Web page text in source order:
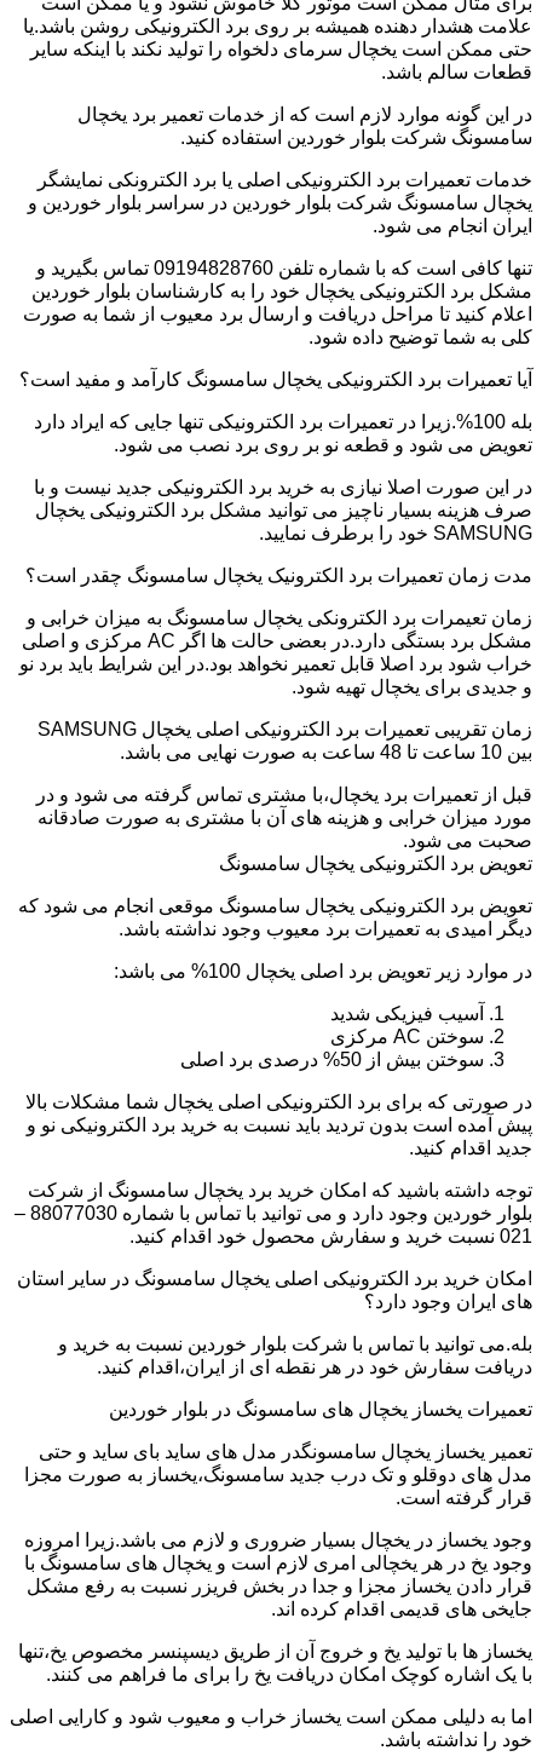
علامت هشدار دهنده همیشه بر روی برد الکترونیکی روشن باشد.یا
حتی ممکن است یخچال سرمای دلخواه را تولید نکند با اینکه سایر
قطعات سالم باشد.
در این گونه موارد لازم است که از خدمات تعمیر برد یخچال
سامسونگ شرکت بلوار خوردین استفاده کنید.
خدمات تعمیرات برد الکترونیکی اصلی یا برد الکترونکی نمایشگر
یخچال سامسونگ شرکت بلوار خوردین در سراسر بلوار خوردین و
ایران انجام می شود.
تنها کافی است که با شماره تلفن 09194828760 تماس بگیرید و
مشکل برد الکترونیکی یخچال خود را به کارشناسان بلوار خوردین
اعلام کنید تا مراحل دریافت و ارسال برد معیوب از شما به صورت
کلی به شما توضیح داده شود.
آیا تعمیرات برد الکترونیکی یخچال سامسونگ کارآمد و مفید است؟
بله 100%.زیرا در تعمیرات برد الکترونیکی تنها جایی که ایراد دارد
تعویض می شود و قطعه نو بر روی برد نصب می شود.
در این صورت اصلا نیازی به خرید برد الکترونیکی جدید نیست و با
صرف هزینه بسیار ناچیز می توانید مشکل برد الکترونیکی یخچال
SAMSUNG خود را برطرف نمایید.
مدت زمان تعمیرات برد الکترونیک یخچال سامسونگ چقدر است؟
زمان تعیمرات برد الکترونکی یخچال سامسونگ به میزان خرابی و
مشکل برد بستگی دارد.در بعضی حالت ها اگر AC مرکزی و اصلی
خراب شود برد اصلا قابل تعمیر نخواهد بود.در این شرایط باید برد نو
و جدیدی برای یخچال تهیه شود.
زمان تقریبی تعمیرات برد الکترونیکی اصلی یخچال SAMSUNG
بین 10 ساعت تا 48 ساعت به صورت نهایی می باشد.
قبل از تعمیرات برد یخچال،با مشتری تماس گرفته می شود و در
مورد میزان خرابی و هزینه های آن با مشتری به صورت صادقانه
صحبت می شود.
تعویض برد الکترونیکی یخچال سامسونگ
تعویض برد الکترونیکی یخچال سامسونگ موقعی انجام می شود که
دیگر امیدی به تعمیرات برد معیوب وجود نداشته باشد.
در موارد زیر تعویض برد اصلی یخچال 100% می باشد:
آسیب فیزیکی شدید
سوختن AC مرکزی
سوختن بیش از 50% درصدی برد اصلی
در صورتی که برای برد الکترونیکی اصلی یخچال شما مشکلات بالا
پیش آمده است بدون تردید باید نسبت به خرید برد الکترونیکی نو و
جدید اقدام کنید.
توجه داشته باشید که امکان خرید برد یخچال سامسونگ از شرکت
بلوار خوردین وجود دارد و می توانید با تماس با شماره 88077030 –
021 نسبت خرید و سفارش محصول خود اقدام کنید.
امکان خرید برد الکترونیکی اصلی یخچال سامسونگ در سایر استان
های ایران وجود دارد؟
بله.می توانید با تماس با شرکت بلوار خوردین نسبت به خرید و
دریافت سفارش خود در هر نقطه ای از ایران،اقدام کنید.
تعمیرات یخساز یخچال های سامسونگ در بلوار خوردین
تعمیر یخساز یخچال سامسونگدر مدل های ساید بای ساید و حتی
مدل های دوقلو و تک درب جدید سامسونگ،یخساز به صورت مجزا
قرار گرفته است.
وجود یخساز در یخچال بسیار ضروری و لازم می باشد.زیرا امروزه
وجود یخ در هر یخچالی امری لازم است و یخچال های سامسونگ با
قرار دادن یخساز مجزا و جدا در بخش فریزر نسبت به رفع مشکل
جایخی های قدیمی اقدام کرده اند.
یخساز ها با تولید یخ و خروج آن از طریق دیسپنسر مخصوص یخ،تنها
با یک اشاره کوچک امکان دریافت یخ را برای ما فراهم می کنند.
اما به دلیلی ممکن است یخساز خراب و معیوب شود و کارایی اصلی
خود را نداشته باشد.